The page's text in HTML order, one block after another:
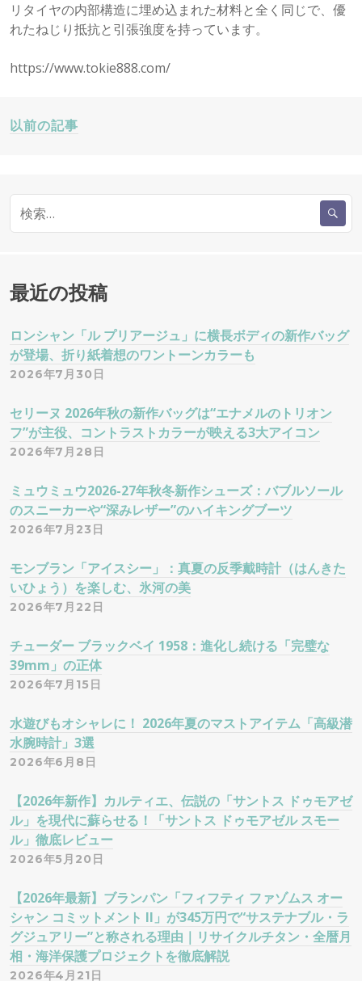
リタイヤの内部構造に埋め込まれた材料と全く同じで、優
れたねじり抵抗と引張強度を持っています。
https://www.tokie888.com/
投
ナ
ゲ
ー
シ
ョ
ン
以前の記事
検
索
最近の投稿
ロンシャン「ル プリアージュ」に横長ボディの新作バッグ
が登場、折り紙着想のワントーンカラーも
2026年7月30日
セリーヌ 2026年秋の新作バッグは“エナメルのトリオン
フ”が主役、コントラストカラーが映える3大アイコン
2026年7月28日
ミュウミュウ2026-27年秋冬新作シューズ：バブルソール
のスニーカーや“深みレザー”のハイキングブーツ
2026年7月23日
モンブラン「アイスシー」：真夏の反季戴時計（はんきた
いひょう）を楽しむ、氷河の美
2026年7月22日
チューダー ブラックベイ 1958：進化し続ける「完璧な
39mm」の正体
2026年7月15日
水遊びもオシャレに！ 2026年夏のマストアイテム「高級潜
水腕時計」3選
2026年6月8日
【2026年新作】カルティエ、伝説の「サントス ドゥモアゼ
ル」を現代に蘇らせる！「サントス ドゥモアゼル スモー
ル」徹底レビュー
2026年5月20日
【2026年最新】ブランパン「フィフティ ファゾムス オー
シャン コミットメント II」が345万円で“サステナブル・ラ
グジュアリー”と称される理由｜リサイクルチタン・全暦月
相・海洋保護プロジェクトを徹底解説
2026年4月21日